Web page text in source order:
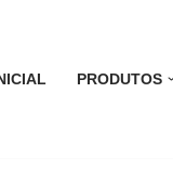
PRODUTOS